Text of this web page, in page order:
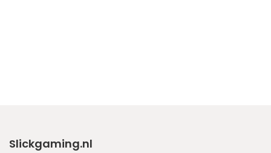
Slickgaming.nl